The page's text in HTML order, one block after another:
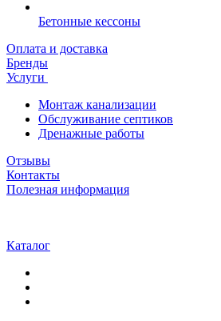
Бетонные кессоны
Оплата и доставка
Бренды
Услуги
Монтаж канализации
Обслуживание септиков
Дренажные работы
Отзывы
Контакты
Полезная информация
Каталог